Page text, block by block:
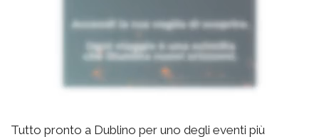
Tutto pronto a Dublino per uno degli eventi più